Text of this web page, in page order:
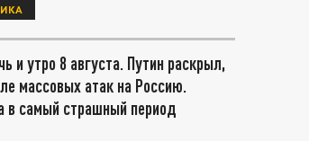
и утро 8 августа. Путин раскрыл,
массовых атак на Россию.
в самый страшный период